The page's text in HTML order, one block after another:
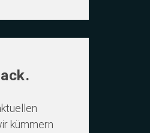
kümmern